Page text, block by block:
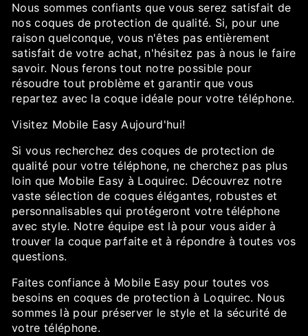
Nous sommes confiants que vous serez satisfait de
nos coques de protection de qualité. Si, pour une
raison quelconque, vous n'êtes pas entièrement
satisfait de votre achat, n'hésitez pas à nous le faire
savoir. Nous ferons tout notre possible pour
résoudre tout problème et garantir que vous
repartez avec la coque idéale pour votre téléphone.
Visitez Mobile Easy Aujourd'hui!
Si vous recherchez des coques de protection de
qualité pour votre téléphone, ne cherchez pas plus
loin que Mobile Easy à Loquirec. Découvrez notre
vaste sélection de coques élégantes, robustes et
personnalisables qui protégeront votre téléphone
avec style. Notre équipe est là pour vous aider à
trouver la coque parfaite et à répondre à toutes vos
questions.
Faites confiance à Mobile Easy pour toutes vos
besoins en coques de protection à Loquirec. Nous
sommes là pour préserver le style et la sécurité de
votre téléphone.